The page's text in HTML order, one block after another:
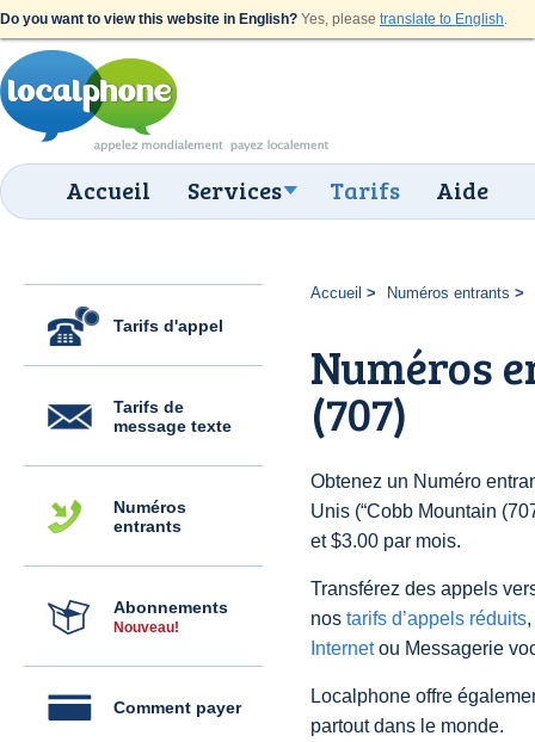
Do you want to view this website in English? Yes, please translate to English.
Accueil Services Tarifs Aide
Tarifs d'appel
Tarifs de
message texte
Numéros
entrants
Abonnements
Nouveau!
Comment payer
Accueil Numéros entrants
Numéros
(707)
Obtenez un Numéro
Unis (“Cobb Mountain
et $3.00 par mois.
Transférez des appels
nos tarifs d’appels réduits
Internetou Messagerie
Localphone offre
partout dans le monde.